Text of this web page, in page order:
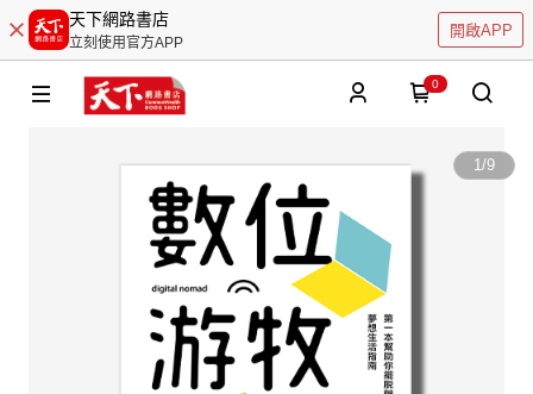
天下網路書店
立刻使用官方APP
開啟APP
0
1/9